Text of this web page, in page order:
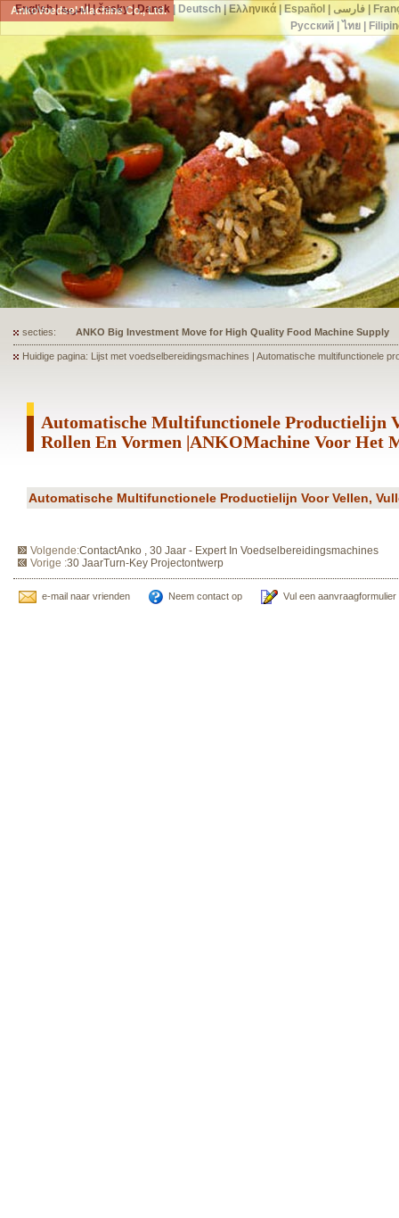
AnkoVoedsel Machine Co., Ltd.
secties: ANKO's Food Processing Equipment Assists a Shoe Seller to Start
Huidige pagina: Lijst met voedselbereidingsmachines | Automatische multifunctionele
Automatische Multifunctionele Productielijn
Rollen En Vormen |ANKOMachine Voor Het
Automatische Multifunctionele Productielijn Voor Vellen,
Volgende:ContactAnko , 30 Jaar - Expert In Voedselbereidingsmachines
Vorige :30 JaarTurn-Key Projectontwerp
e-mail naar vrienden Neem contact op Vul een aanvraagformulier
English|العربية|česky|Dansk| Deutsch|Ελληνικά|Español فارسی|
Русский| ไทย|